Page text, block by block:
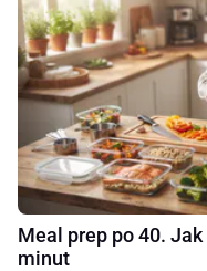
Meal prep po 40.
minut